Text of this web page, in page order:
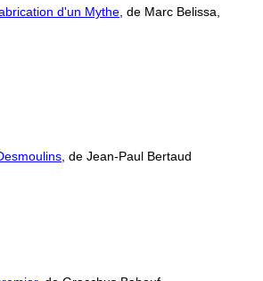
d'un Mythe , de Marc Belissa,
, de Jean-Paul Bertaud